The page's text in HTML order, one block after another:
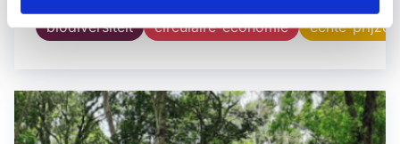
biodiversiteit circulaire-economie echte-prijzen